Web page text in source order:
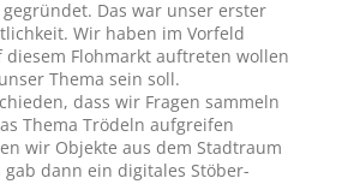
Das war unser erster
Wir haben im Vorfeld
Flohmarkt auftreten wollen
Thema sein soll.
dass wir Fragen sammeln
Thema Trödeln aufgreifen
wir Objekte aus dem Stadtraum
gab dann ein digitales Stöber-